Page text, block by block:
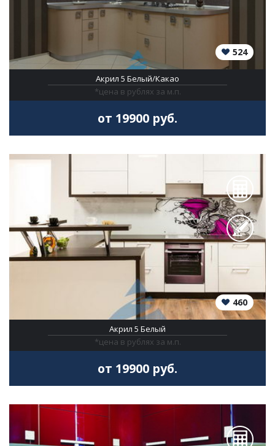
524
Акрил 5 Белый/Какао
*цена в рублях за м.п.
от 19900 руб.
460
Акрил 5 Белый
*цена в рублях за м.п.
от 19900 руб.